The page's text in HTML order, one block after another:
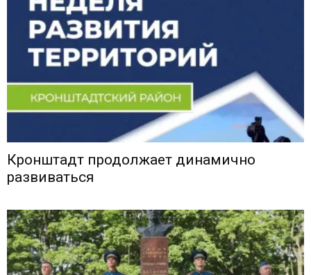
Кронштадт продолжает динамично
развиваться